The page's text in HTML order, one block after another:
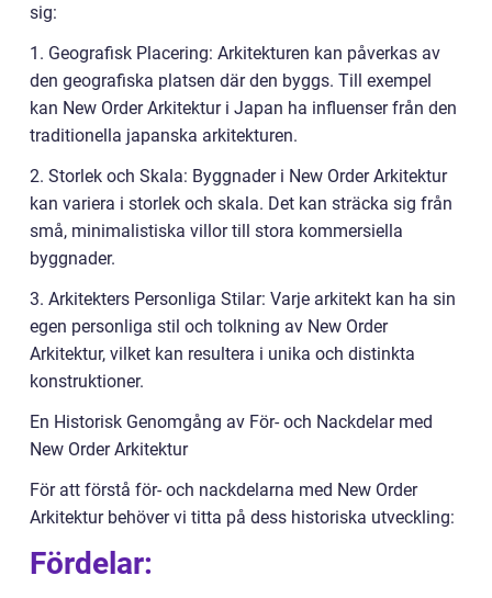
sig:
1. Geografisk Placering: Arkitekturen kan påverkas av
den geografiska platsen där den byggs. Till exempel
kan New Order Arkitektur i Japan ha influenser från den
traditionella japanska arkitekturen.
2. Storlek och Skala: Byggnader i New Order Arkitektur
kan variera i storlek och skala. Det kan sträcka sig från
små, minimalistiska villor till stora kommersiella
byggnader.
3. Arkitekters Personliga Stilar: Varje arkitekt kan ha sin
egen personliga stil och tolkning av New Order
Arkitektur, vilket kan resultera i unika och distinkta
konstruktioner.
En Historisk Genomgång av För- och Nackdelar med
New Order Arkitektur
För att förstå för- och nackdelarna med New Order
Arkitektur behöver vi titta på dess historiska utveckling:
Fördelar: